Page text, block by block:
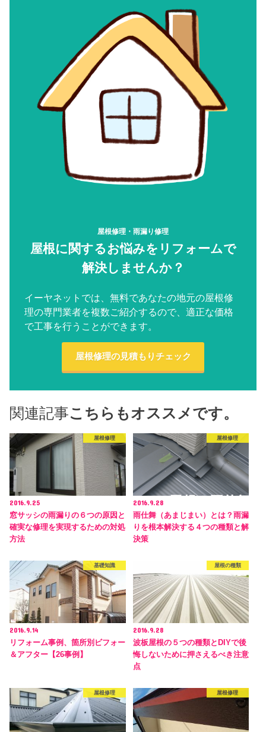
屋根修理・雨漏り修理
屋根に関するお悩みをリフォームで
解決しませんか？
イーヤネットでは、無料であなたの地元の屋根修
理の専門業者を複数ご紹介するので、適正な価格
で工事を行うことができます。
屋根修理の見積もりチェック
関連記事こちらもオススメです。
屋根修理
2016.9.25
窓サッシの雨漏りの６つの原因と
確実な修理を実現するための対処
方法
屋根修理
2016.9.28
雨仕舞（あまじまい）とは？雨漏
りを根本解決する４つの種類と解
決策
基礎知識
2016.9.14
リフォーム事例、箇所別ビフォー
＆アフター【26事例】
屋根の種類
2016.9.28
波板屋根の５つの種類とDIYで後
悔しないために押さえるべき注意
点
屋根修理 屋根修理